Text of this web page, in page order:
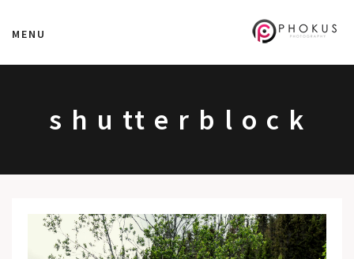
MENU
s h u tt e r b l o c k